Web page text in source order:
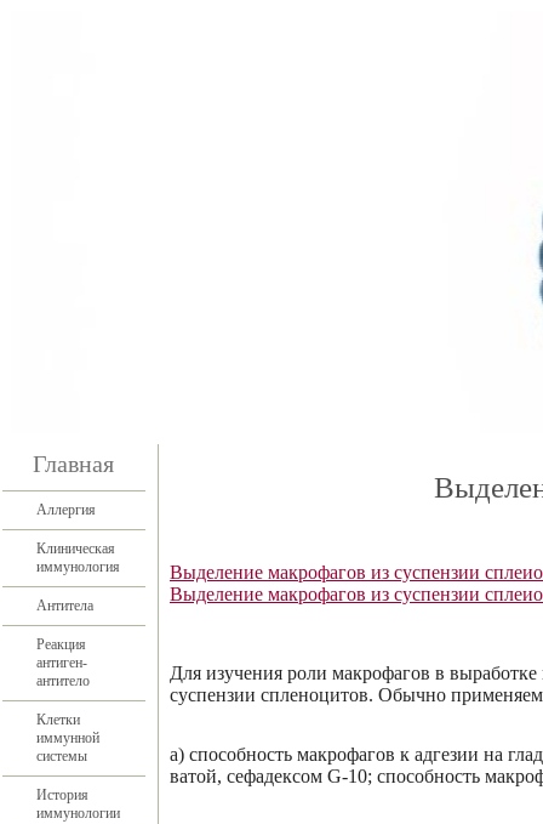
Главная
Аллергия
Клиническая
иммунология
Антитела
Реакция
антиген-
антитело
Клетки
иммунной
системы
История
иммунологии
Выделение макрофагов из суспензии
Выделение макрофагов из суспензии
Для изучения роли макрофагов в
суспензии спленоцитов. Обычно
а) способность макрофагов к адгезии на
ватой, сефадексом G-10; способность